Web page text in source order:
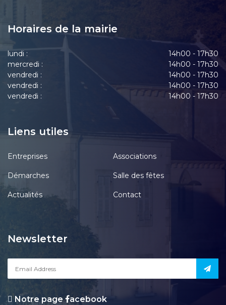
Horaires de la mairie
lundi :
14h00 - 17h30
mercredi :
14h00 - 17h30
vendredi :
14h00 - 17h30
vendredi :
14h00 - 17h30
vendredi :
14h00 - 17h30
Liens utiles
Entreprises Associations
Démarches Salle des fêtes
Actualités Contact
Newsletter
Notre page acebook